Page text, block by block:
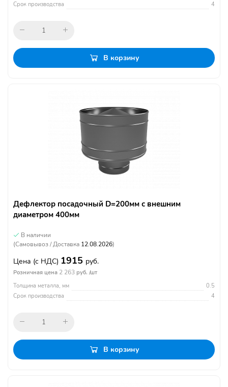
Срок производства
4
В корзину
Дефлектор посадочный D=200мм с внешним
диаметром 400мм
В наличии
(Самовывоз / Доставка 12.08.2026)
Цена (с НДС) 1915 руб.
Розничная цена 2 263 руб. /шт
Толщина металла, мм
0.5
Срок производства
4
В корзину